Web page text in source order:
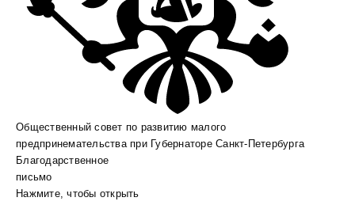
Общественный совет по развитию малого
предпринемательства при Губернаторе Санкт-Петербурга
Благодарственное
письмо
Нажмите, чтобы открыть